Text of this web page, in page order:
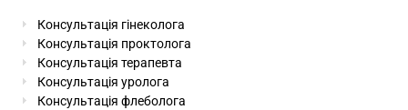
Консультація гінеколога
Консультація проктолога
Консультація терапевта
Консультація уролога
Консультація флеболога